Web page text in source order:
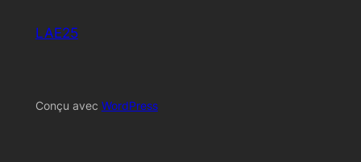
LAE25
Conçu avec WordPress